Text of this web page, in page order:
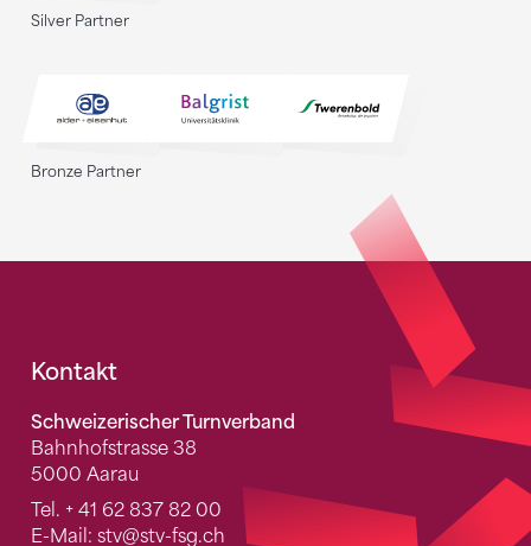
Silver Partner
Bronze Partner
Fusszeile
Kontakt
Schweizerischer Turnverband
Bahnhofstrasse 38
5000 Aarau
Tel. + 41 62 837 82 00
E-Mail: stv@stv-fsg.ch